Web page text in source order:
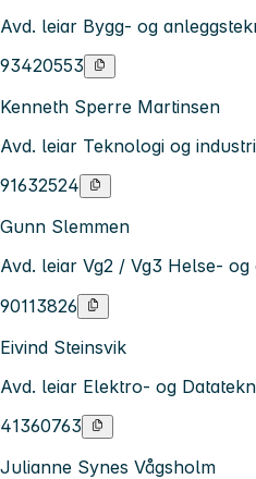
Avd. leiar Bygg- og
93420553
Kenneth Sperre Martinsen
Avd. leiar Teknologi og
91632524
Gunn Slemmen
Avd. leiar Vg2 / Vg3 Helse-
90113826
Eivind Steinsvik
Avd. leiar Elektro- og
41360763
Julianne Synes Vågsholm